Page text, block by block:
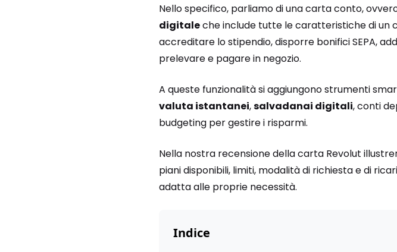
Nello specifico, parliamo di una carta conto,
digitaleche include tutte le caratteristiche di un
accreditare lo stipendio, disporre bonifici SEPA,
prelevare e pagare in negozio.
A queste funzionalità si aggiungono strumenti
valuta istantanei,salvadanai digitali, conti
budgeting per gestire i risparmi.
Nella nostra recensione della carta Revolut
piani disponibili, limiti, modalità di richiesta e di
adatta alle proprie necessità.
Indice